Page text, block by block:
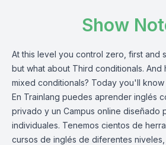
Show
At this level you control zero, first and
but what about Third conditionals.
mixed conditionals? Today you'll know
En Trainlang puedes aprender inglés
privado y un Campus online diseñado
individuales. Tenemos cientos de
cursos de inglés de diferentes